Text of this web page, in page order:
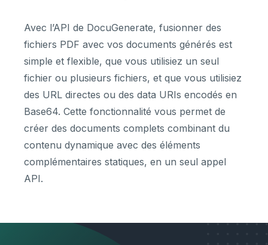
Avec l’API de DocuGenerate, fusionner des
fichiers PDF avec vos documents générés est
simple et flexible, que vous utilisiez un seul
fichier ou plusieurs fichiers, et que vous utilisiez
des URL directes ou des data URIs encodés en
Base64. Cette fonctionnalité vous permet de
créer des documents complets combinant du
contenu dynamique avec des éléments
complémentaires statiques, en un seul appel
API.